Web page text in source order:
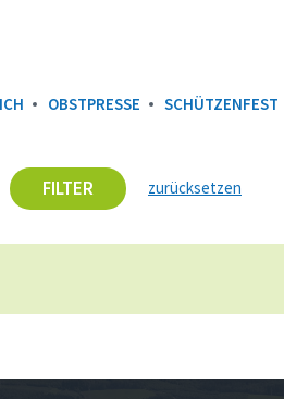
OBSTPRESSE SCHÜTZENFEST
FILTER zurücksetzen